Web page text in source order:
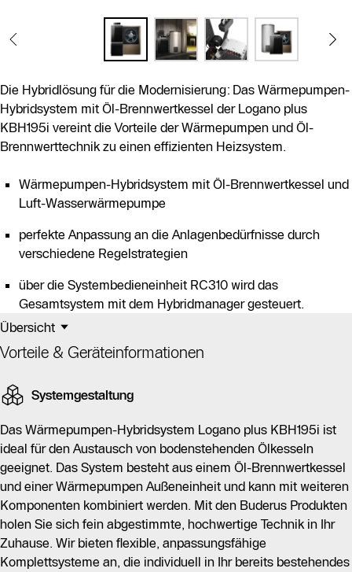
Die Hybridlösung für die Modernisierung: Das Wärmepumpen-
Hybridsystem mit Öl-Brennwertkessel der Logano plus
KBH195i vereint die Vorteile der Wärmepumpen und Öl-
Brennwerttechnik zu einen effizienten Heizsystem.
Wärmepumpen-Hybridsystem mit Öl-Brennwertkessel und
Luft-Wasserwärmepumpe
perfekte Anpassung an die Anlagenbedürfnisse durch
verschiedene Regelstrategien
über die Systembedieneinheit RC310 wird das
Gesamtsystem mit dem Hybridmanager gesteuert.
Übersicht
Vorteile & Geräteinformationen
Systemgestaltung
Das Wärmepumpen-Hybridsystem Logano plus KBH195i ist
ideal für den Austausch von bodenstehenden Ölkesseln
geeignet. Das System besteht aus einem Öl-Brennwertkessel
und einer Wärmepumpen Außeneinheit und kann mit weiteren
Komponenten kombiniert werden. Mit den Buderus Produkten
holen Sie sich fein abgestimmte, hochwertige Technik in Ihr
Zuhause. Wir bieten flexible, anpassungsfähige
Komplettsysteme an, die individuell in Ihr bereits bestehendes